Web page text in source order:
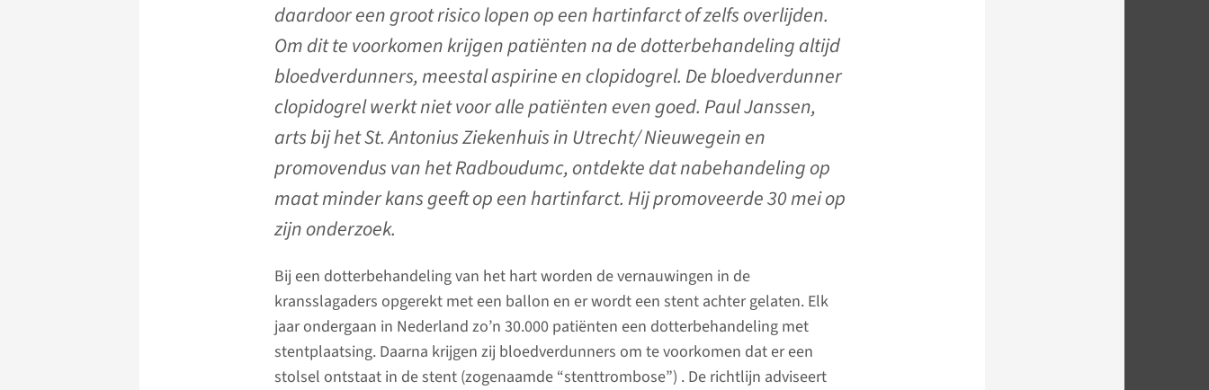
daardoor een groot risico lopen op een hartinfarct of zelfs overlijden.
Om dit te voorkomen krijgen patiënten na de dotterbehandeling altijd
bloedverdunners, meestal aspirine en clopidogrel. De bloedverdunner
clopidogrel werkt niet voor alle patiënten even goed. Paul Janssen,
arts bij het St. Antonius Ziekenhuis in Utrecht/ Nieuwegein en
promovendus van het Radboudumc, ontdekte dat nabehandeling op
maat minder kans geeft op een hartinfarct. Hij promoveerde 30 mei op
zijn onderzoek.
Bij een dotterbehandeling van het hart worden de vernauwingen in de
kransslagaders opgerekt met een ballon en er wordt een stent achter gelaten. Elk
jaar ondergaan in Nederland zo’n 30.000 patiënten een dotterbehandeling met
stentplaatsing. Daarna krijgen zij bloedverdunners om te voorkomen dat er een
stolsel ontstaat in de stent (zogenaamde “stenttrombose”) . De richtlijn adviseert